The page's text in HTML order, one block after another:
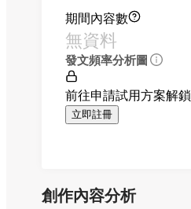
期間內容數
無資料
發文頻率分析圖
前往申請試用方案解鎖
立即註冊
創作內容分析